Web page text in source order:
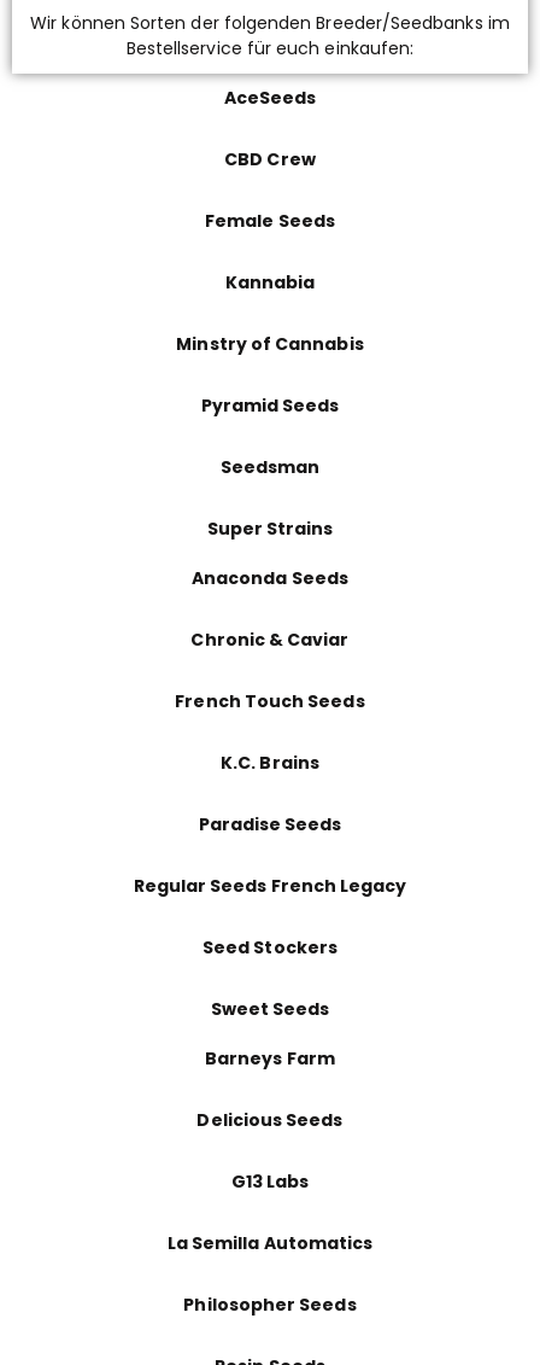
Wir können Sorten der folgenden Breeder/Seedbanks im
Bestellservice für euch einkaufen:
AceSeeds
CBD Crew
Female Seeds
Kannabia
Minstry of Cannabis
Pyramid Seeds
Seedsman
Super Strains
Anaconda Seeds
Chronic & Caviar
French Touch Seeds
K.C. Brains
Paradise Seeds
Regular Seeds French Legacy
Seed Stockers
Sweet Seeds
Barneys Farm
Delicious Seeds
G13 Labs
La Semilla Automatics
Philosopher Seeds